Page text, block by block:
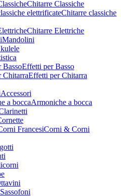
Chitarre Classiche
Chitarre classiche
Chitarre Elettriche
Mandolini
Effetti per Basso
Effetti per Chitarra
Accessori
Armoniche a bocca
Corni & Corni
Sassofoni